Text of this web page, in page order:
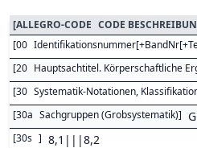
[ALLEGRO-CODE CODE
[00
[20 Hauptsachtitel. Körperschaftliche
[30 Systematik-Notationen,
[30a Sachgruppen (Grobsystematik)]
[30s ] 8,1|||8,2